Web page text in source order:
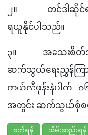
၂။
တင်ဒါဆိုင်
ရယူနိုင်ပါသည်။
၃။ အသေးစိတ်အခ
ဆက်သွယ်ရေးညွှန်ကြာ
တယ်လီဖုန်းနံပါတ် ၀၆
အတွင်း ဆက်သွယ်စုံစမ်း
ဖတ်ရန် သိမ်းဆည်းရန်